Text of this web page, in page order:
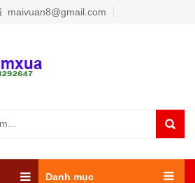
maivuan8@gmail.com
Danh mục